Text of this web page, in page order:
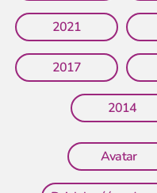
2021
2017
2014
Avatar